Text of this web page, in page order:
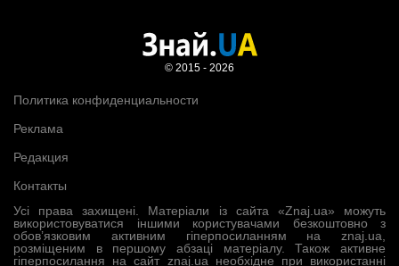
Усі права захищені. Матеріали із сайта «Znaj.ua» можуть
використовуватися іншими користувачами безкоштовно з
обов’язковим активним гіперпосиланням на znaj.ua,
розміщеним в першому абзаці матеріалу. Також активне
гіперпосилання на сайт znaj.ua необхідне при використанні
Политика конфиденциальности
Реклама
Редакция
Контакты
© 2015 - 2026